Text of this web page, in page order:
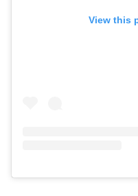
View this